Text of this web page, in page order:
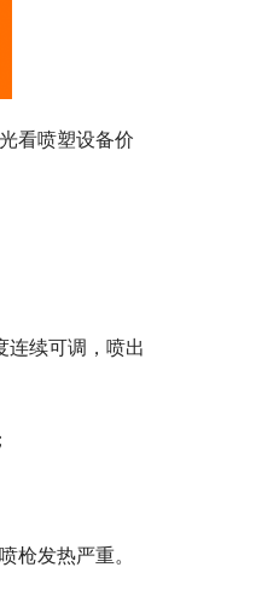
看喷塑设备价
连续可调，喷出
枪发热严重。